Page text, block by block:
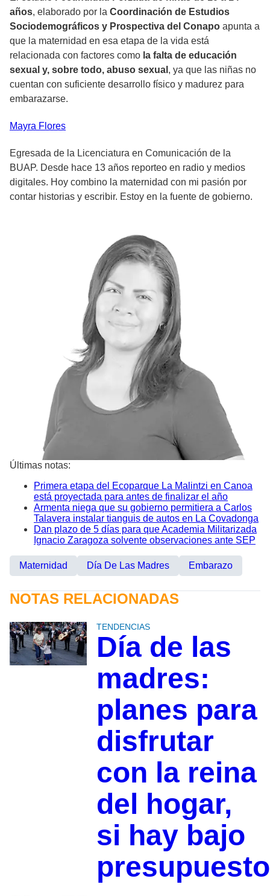
años, elaborado por la Coordinación de Estudios
Sociodemográficos y Prospectiva del Conapo apunta a
que la maternidad en esa etapa de la vida está
relacionada con factores como la falta de educación
sexual y, sobre todo, abuso sexual , ya que las niñas no
cuentan con suficiente desarrollo físico y madurez para
embarazarse.
Mayra Flores
Egresada de la Licenciatura en Comunicación de la
BUAP. Desde hace 13 años reporteo en radio y medios
digitales. Hoy combino la maternidad con mi pasión por
contar historias y escribir. Estoy en la fuente de gobierno.
Últimas notas:
Primera etapa del Ecoparque La Malintzi en Canoa
está proyectada para antes de finalizar el año
Armenta niega que su gobierno permitiera a Carlos
Talavera instalar tianguis de autos en La Covadonga
Dan plazo de 5 días para que Academia Militarizada
Ignacio Zaragoza solvente observaciones ante SEP
Maternidad Día De Las Madres Embarazo
NOTAS RELACIONADAS
TENDENCIAS
Día de las
madres:
planes para
disfrutar
con la reina
del hogar,
si hay bajo
presupuesto